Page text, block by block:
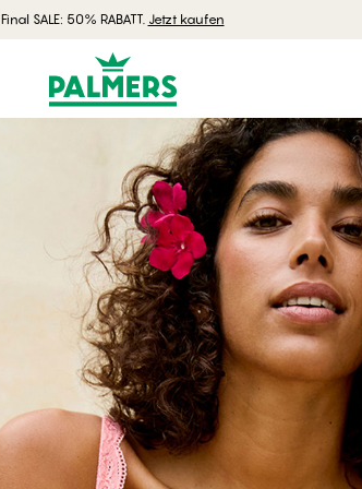
Final SALE: 50% RABATT. Jetzt kaufen